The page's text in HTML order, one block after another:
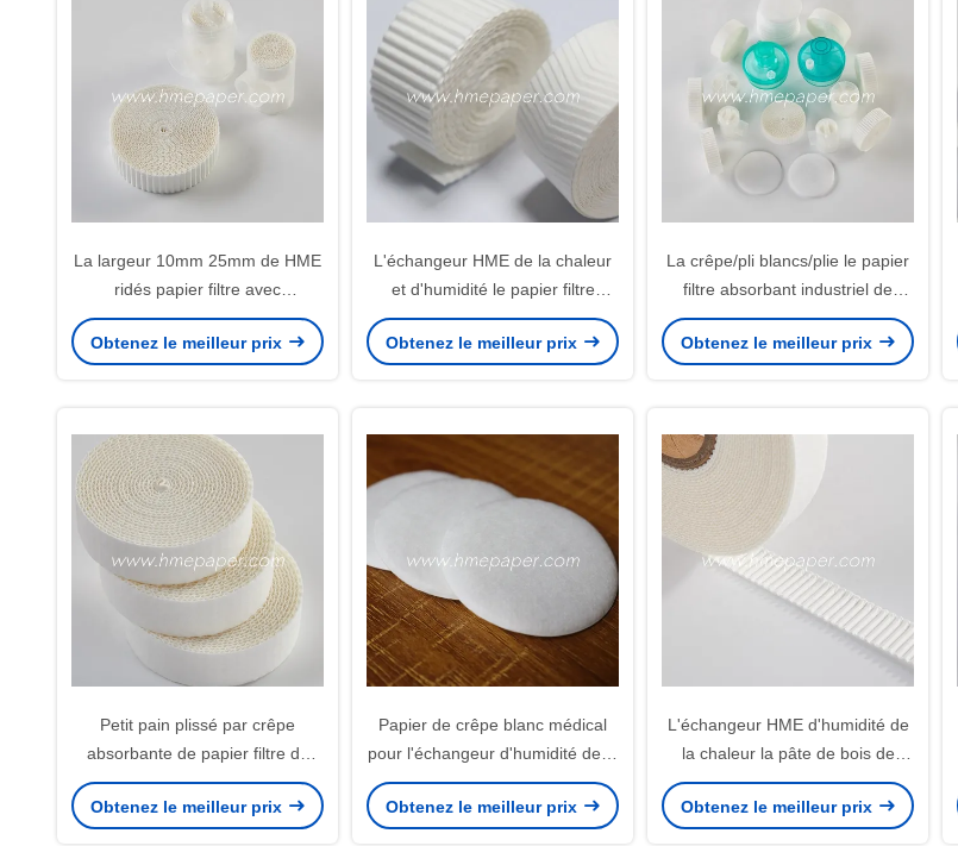
La largeur 10mm 25mm de HME
ridés papier filtre avec
l'absorptivité élevée
Obtenez le meilleur prix
L'échangeur HME de la chaleur
et d'humidité le papier filtre
humide de papier filtre 10mm
Obtenez le meilleur prix
La crêpe/pli blancs/plie le papier
filtre absorbant industriel de
papier filtre de HME
Obtenez le meilleur prix
Petit pain plissé par crêpe
absorbante de papier filtre de
HMEF/HME 300%
Obtenez le meilleur prix
Papier de crêpe blanc médical
pour l'échangeur d'humidité de la
chaleur
Obtenez le meilleur prix
L'échangeur HME d'humidité de
la chaleur la pâte de bois de
papier onduleuse plissée de
papier filtre
Obtenez le meilleur prix